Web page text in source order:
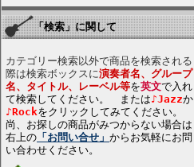
「検索」に関して
カテゴリー検索以外で商品を検索される
際は検索ボックスに演奏者名、グループ
名、タイトル、レーベル等を英文で入れ
て検索してください。 または♪Jazzか
♪Rockをクリックしてみてください。
尚、お探しの商品がみつからない場合は
右上の 「お問い合せ」 からお気軽にお問
い合わせください。